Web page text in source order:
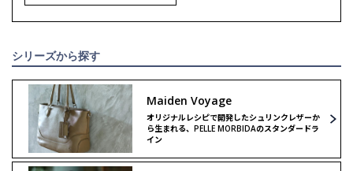
シリーズから探す
Maiden Voyage
オリジナルレシピで開発したシュリンクレザーか
ら生まれる、PELLE MORBIDAのスタンダードラ
イン